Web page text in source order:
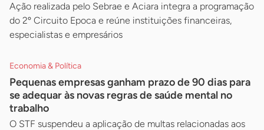
Ação realizada pelo Sebrae e Aciara integra a programação
do 2º Circuito Epoca e reúne instituições financeiras,
especialistas e empresários
Economia & Política
Pequenas empresas ganham prazo de 90 dias para
se adequar às novas regras de saúde mental no
trabalho
O STF suspendeu a aplicação de multas relacionadas aos